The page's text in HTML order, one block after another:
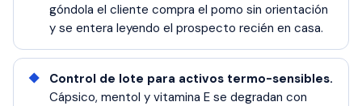
góndola el cliente compra el pomo sin orientación
y se entera leyendo el prospecto recién en casa.
Control de lote para activos termo-sensibles.
Cápsico, mentol y vitamina E se degradan con